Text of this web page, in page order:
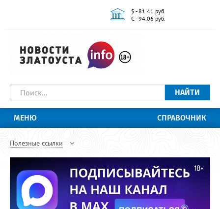
$ - 81.41 руб.
€ - 94.06 руб.
НАЙТИ
МЕНЮ СПРАВОЧНИК
Полезные ссылки